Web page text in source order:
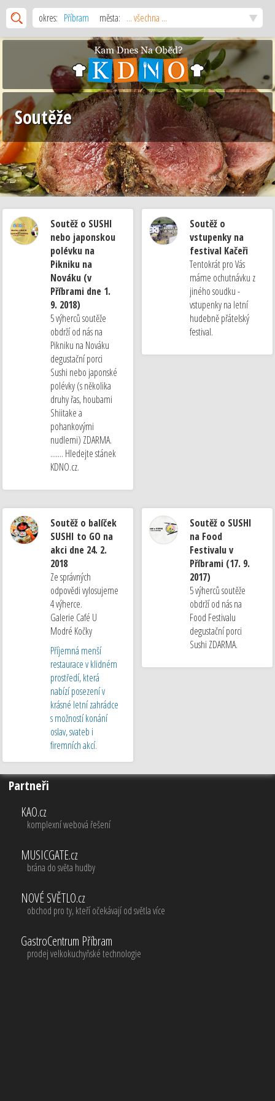
okres: Příbram města: ... všechna ...
Soutěže
Soutěž o SUSHI
nebo japonskou
polévku na
Pikniku na
Nováku (v
Příbrami dne 1.
9. 2018)
5 výherců soutěže
obdrží od nás na
Pikniku na Nováku
degustační porci
Sushi nebo japonské
polévky (s několika
druhy řas, houbami
Shiitake a
pohankovými
nudlemi) ZDARMA.
....... Hledejte stánek
KDNO.cz.
Soutěž o
vstupenky na
festival Kačeři
Tentokrát pro Vás
máme ochutnávku z
jiného soudku -
vstupenky na letní
hudebně přátelský
festival.
Soutěž o balíček
SUSHI to GO na
akci dne 24. 2.
2018
Ze správných
odpovědi vylosujeme
4 výherce.
Galerie Café U
Modré Kočky
Příjemná menší
restaurace v klidném
prostředí, která
nabízí posezení v
krásné letní zahrádce
s možností konání
oslav, svateb i
firemních akcí.
Soutěž o SUSHI
na Food
Festivalu v
Příbrami (17. 9.
2017)
5 výherců soutěže
obdrží od nás na
Food Festivalu
degustační porci
Sushi ZDARMA.
Partneři
KAO.cz
komplexní webová řešení
MUSICGATE.cz
brána do světa hudby
NOVÉ SVĚTLO.cz
obchod pro ty, kteří očekávají od světla více
GastroCentrum Příbram
prodej velkokuchyňské technologie